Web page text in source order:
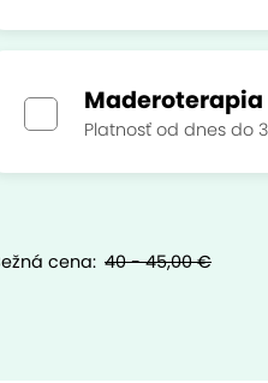
Platnosť od dnes do
cena: 40 - 45,00 €